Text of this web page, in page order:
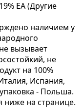
EA (Другие
наличием у
вызывает
не
на 100%
Испания,
- Польша.
ниже на странице.